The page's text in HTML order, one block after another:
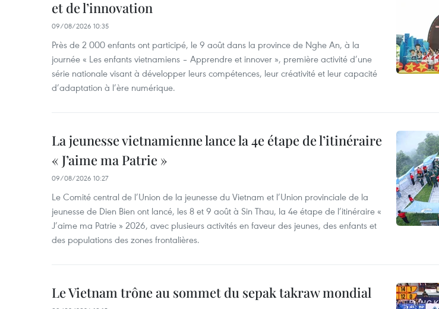
et de l’innovation
09/08/2026 10:35
Près de 2 000 enfants ont participé, le 9 août dans la province de Nghe An, à la
journée « Les enfants vietnamiens – Apprendre et innover », première activité d’une
série nationale visant à développer leurs compétences, leur créativité et leur capacité
d’adaptation à l’ère numérique.
La jeunesse vietnamienne lance la 4e étape de l’itinéraire
« J’aime ma Patrie »
09/08/2026 10:27
Le Comité central de l’Union de la jeunesse du Vietnam et l’Union provinciale de la
jeunesse de Dien Bien ont lancé, les 8 et 9 août à Sin Thau, la 4e étape de l’itinéraire «
J’aime ma Patrie » 2026, avec plusieurs activités en faveur des jeunes, des enfants et
des populations des zones frontalières.
Le Vietnam trône au sommet du sepak takraw mondial